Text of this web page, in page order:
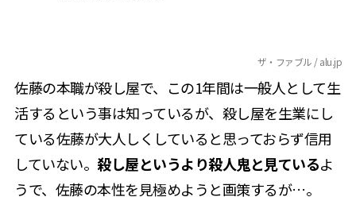
ザ・ファブル / alu.jp
佐藤の本職が殺し屋で、この1年間は一般人として生
活するという事は知っているが、殺し屋を生業にし
ている佐藤が大人しくしていると思っておらず信用
していない。 殺し屋というより殺人鬼と見ているよ
うで、佐藤の本性を見極めようと画策するが…。